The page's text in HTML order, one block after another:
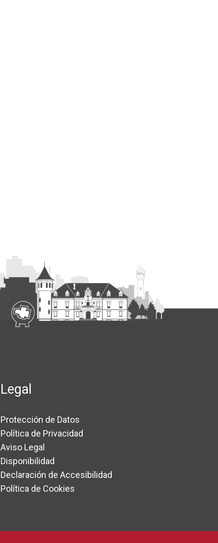
Legal
Protección de Datos
Política de Privacidad
Aviso Legal
Disponibilidad
Declaración de Accesibilidad
Política de Cookies